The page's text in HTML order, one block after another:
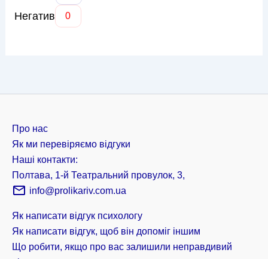
Негатив 0
Про нас
Як ми перевіряємо відгуки
Наші контакти:
Полтава, 1-й Театральний провулок, 3,
info@prolikariv.com.ua
Як написати відгук психологу
Як написати відгук, щоб він допоміг іншим
Що робити, якщо про вас залишили неправдивий